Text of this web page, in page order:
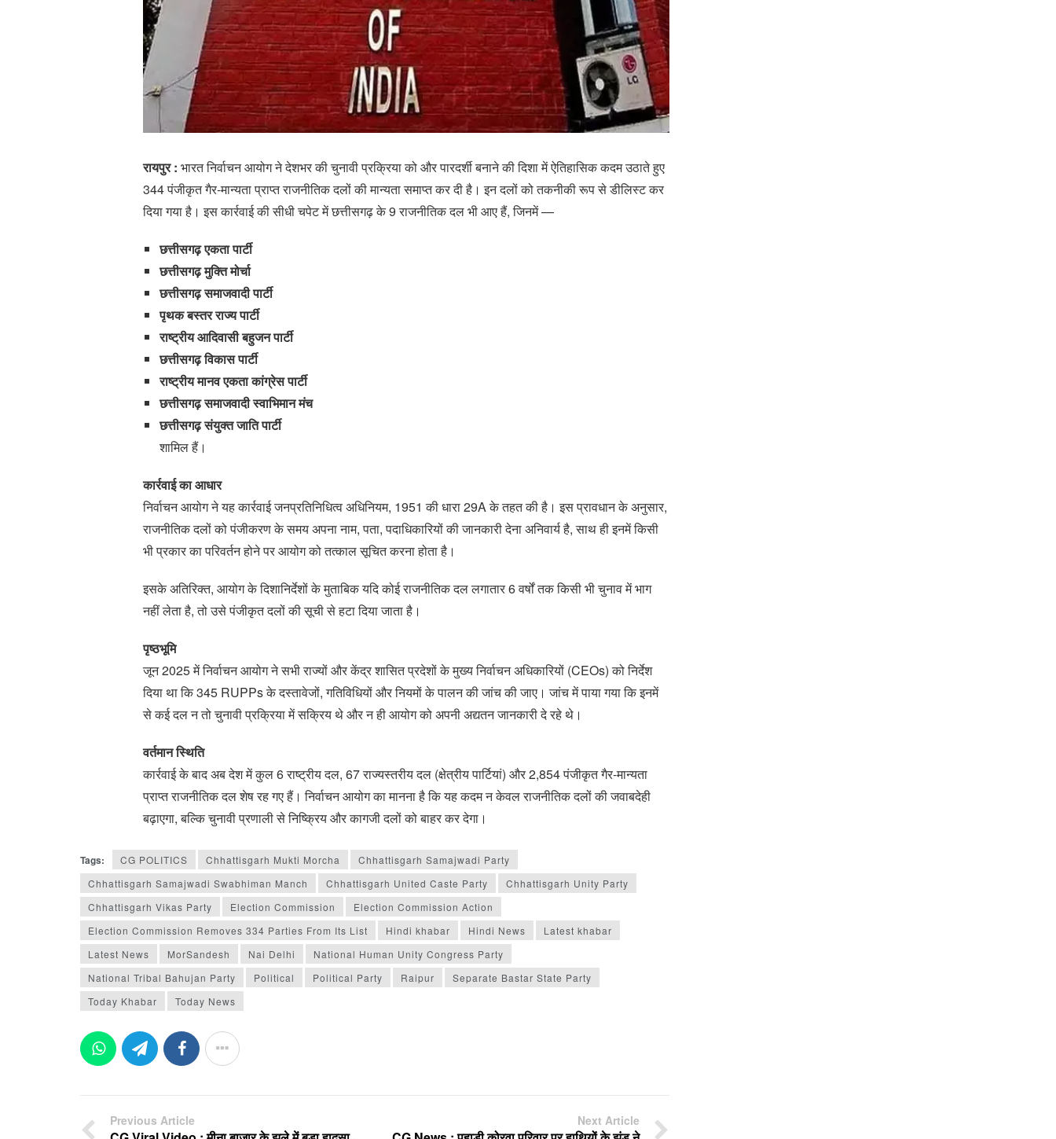
रायपुर : भारत निर्वाचन आयोग ने देशभर की चुनावी प्रक्रिया को और पारदर्शी बनाने की दिशा में ऐतिहासिक कदम उठाते हुए
344 पंजीकृत गैर-मान्यता प्राप्त राजनीतिक दलों की मान्यता समाप्त कर दी है। इन दलों को तकनीकी रूप से डीलिस्ट कर
दिया गया है। इस कार्रवाई की सीधी चपेट में छत्तीसगढ़ के 9 राजनीतिक दल भी आए हैं, जिनमें —
छत्तीसगढ़ एकता पार्टी
छत्तीसगढ़ मुक्ति मोर्चा
छत्तीसगढ़ समाजवादी पार्टी
पृथक बस्तर राज्य पार्टी
राष्ट्रीय आदिवासी बहुजन पार्टी
छत्तीसगढ़ विकास पार्टी
राष्ट्रीय मानव एकता कांग्रेस पार्टी
छत्तीसगढ़ समाजवादी स्वाभिमान मंच
छत्तीसगढ़ संयुक्त जाति पार्टी
शामिल हैं।
कार्रवाई का आधार
निर्वाचन आयोग ने यह कार्रवाई जनप्रतिनिधित्व अधिनियम, 1951 की धारा 29A के तहत की है। इस प्रावधान के अनुसार,
राजनीतिक दलों को पंजीकरण के समय अपना नाम, पता, पदाधिकारियों की जानकारी देना अनिवार्य है, साथ ही इनमें किसी
भी प्रकार का परिवर्तन होने पर आयोग को तत्काल सूचित करना होता है।
इसके अतिरिक्त, आयोग के दिशानिर्देशों के मुताबिक यदि कोई राजनीतिक दल लगातार 6 वर्षों तक किसी भी चुनाव में भाग
नहीं लेता है, तो उसे पंजीकृत दलों की सूची से हटा दिया जाता है।
पृष्ठभूमि
जून 2025 में निर्वाचन आयोग ने सभी राज्यों और केंद्र शासित प्रदेशों के मुख्य निर्वाचन अधिकारियों (CEOs) को निर्देश
दिया था कि 345 RUPPs के दस्तावेजों, गतिविधियों और नियमों के पालन की जांच की जाए। जांच में पाया गया कि इनमें
से कई दल न तो चुनावी प्रक्रिया में सक्रिय थे और न ही आयोग को अपनी अद्यतन जानकारी दे रहे थे।
वर्तमान स्थिति
कार्रवाई के बाद अब देश में कुल 6 राष्ट्रीय दल, 67 राज्यस्तरीय दल (क्षेत्रीय पार्टियां) और 2,854 पंजीकृत गैर-मान्यता
प्राप्त राजनीतिक दल शेष रह गए हैं। निर्वाचन आयोग का मानना है कि यह कदम न केवल राजनीतिक दलों की जवाबदेही
बढ़ाएगा, बल्कि चुनावी प्रणाली से निष्क्रिय और कागजी दलों को बाहर कर देगा।
Tags: CG POLITICS Chhattisgarh Mukti Morcha
Chhattisgarh Samajwadi Party
Chhattisgarh Samajwadi Swabhiman Manch
Chhattisgarh United Caste Party
Chhattisgarh Unity Party
Chhattisgarh Vikas Party
Election Commission
Election Commission Action
Election Commission Removes 334 Parties From Its List
Hindi khabar Hindi News
Latest khabar
Latest News
MorSandesh Nai Delhi
National Human Unity Congress Party
National Tribal Bahujan Party
Political Political Party Raipur
Separate Bastar State Party
Today Khabar
Today News
Previous Article Next Article